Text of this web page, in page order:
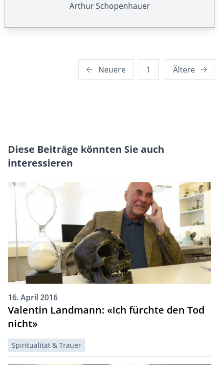
Arthur Schopenhauer
Seitennummerierung
Neuere 1 Ältere
Diese Beiträge könnten Sie auch
interessieren
16. April 2016
Valentin Landmann: «Ich fürchte den Tod
nicht»
Spiritualität & Trauer